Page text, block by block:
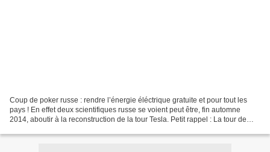
Coup de poker russe : rendre l’énergie éléctrique gratuite et pour tout les
pays ! En effet deux scientifiques russe se voient peut être, fin automne
2014, aboutir à la reconstruction de la tour Tesla. Petit rappel : La tour de